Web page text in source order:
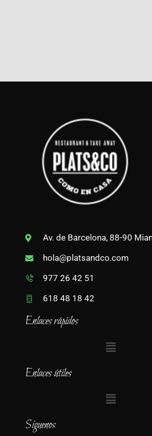
Av. de Barcelona, 88-90
hola@platsandco.com
977 26 42 51
618 48 18 42
Enlaces rápidos
Enlaces útiles
Síguenos